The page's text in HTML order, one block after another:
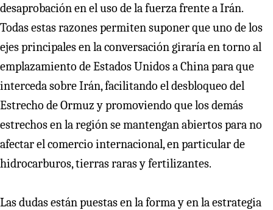
desaprobación en el uso de la fuerza frente a Irán.
Todas estas razones permiten suponer que uno de los
ejes principales en la conversación giraría en torno al
emplazamiento de Estados Unidos a China para que
interceda sobre Irán, facilitando el desbloqueo del
Estrecho de Ormuz y promoviendo que los demás
estrechos en la región se mantengan abiertos para no
afectar el comercio internacional, en particular de
hidrocarburos, tierras raras y fertilizantes.
Las dudas están puestas en la forma y en la estrategia